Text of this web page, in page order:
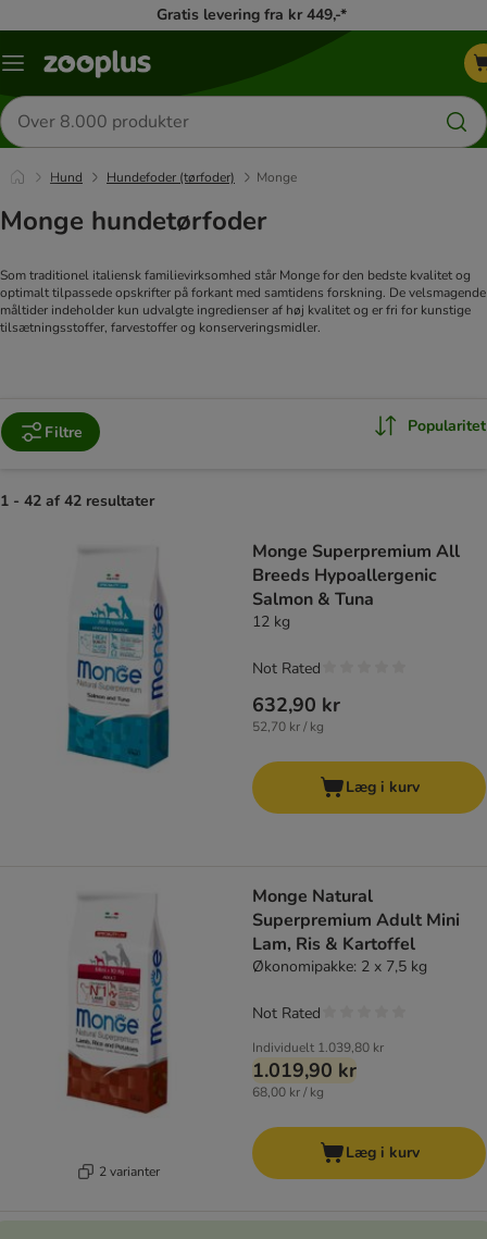
Gratis levering fra kr 449,-*
Menu
Søg
efter
produkter
Hund Hundefoder (tørfoder) Monge
Monge hundetørfoder
Som traditionel italiensk familievirksomhed står Monge for den bedste kvalitet og
optimalt tilpassede opskrifter på forkant med samtidens forskning. De velsmagende
måltider indeholder kun udvalgte ingredienser af høj kvalitet og er fri for kunstige
tilsætningsstoffer, farvestoffer og konserveringsmidler.
Filtre Popularitet
1 - 42 af 42 resultater
Monge Superpremium All
Breeds Hypoallergenic
Salmon & Tuna
12 kg
632,90 kr
52,70 kr / kg
Not Rated
Læg i kurv
2 varianter
Monge Natural
Superpremium Adult Mini
Lam, Ris & Kartoffel
Økonomipakke: 2 x 7,5 kg
Individuelt 1.039,80 kr
1.019,90 kr
68,00 kr / kg
Not Rated
Læg i kurv